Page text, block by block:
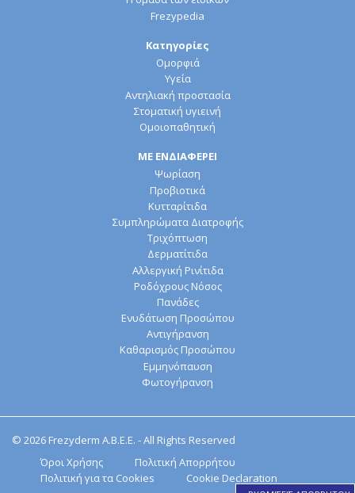
Επικοινωνία
Εγγραφή στο Newsletter
Η ομάδα των ειδικών
Frezypedia
Κατηγορίες
Ομορφιά
Υγεία
Αντηλιακή προστασία
Στοματική υγιεινή
Ομοιοπαθητική
ΜΕ ΕΝΔΙΑΦΕΡΕΙ
Ψωρίαση
Προβιοτικά
Κυτταρίτιδα
Συμπληρώματα Διατροφής
Τριχόπτωση
Δερματίτιδα
Αλλεργική Ρινίτιδα
Ροδόχρους Νόσος
Πανάδες
Ενυδάτωση Προσώπου
Αντιγήρανση
Καθαρισμός Προσώπου
© 2026 Frezyderm Α.Β.Ε.Ε. - All Rights Reserved